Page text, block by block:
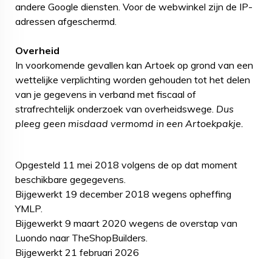
andere Google diensten. Voor de webwinkel zijn de IP-
adressen afgeschermd.
Overheid
In voorkomende gevallen kan Artoek op grond van een
wettelijke verplichting worden gehouden tot het delen
van je gegevens in verband met fiscaal of
strafrechtelijk onderzoek van overheidswege. Dus
pleeg geen misdaad vermomd in een Artoekpakje.
Opgesteld 11 mei 2018 volgens de op dat moment
beschikbare gegegevens.
Bijgewerkt 19 december 2018 wegens opheffing
YMLP.
Bijgewerkt 9 maart 2020 wegens de overstap van
Luondo naar TheShopBuilders.
Bijgewerkt 21 februari 2026